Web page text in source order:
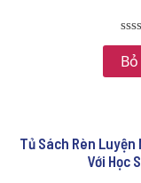
0
out
of
Tủ Sách Rèn Luyện
Với Học